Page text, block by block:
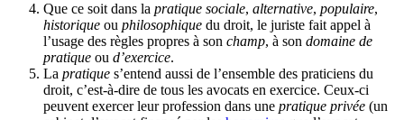
Que ce soit dans la pratique sociale, alternative, populaire,
historique ou philosophique du droit, le juriste fait appel à
l’usage des règles propres à son champ, à son domaine de
pratique ou d’exercice.
La pratique s’entend aussi de l’ensemble des praticiens du
droit, c’est-à-dire de tous les avocats en exercice. Ceux-ci
peuvent exercer leur profession dans une pratique privée (un